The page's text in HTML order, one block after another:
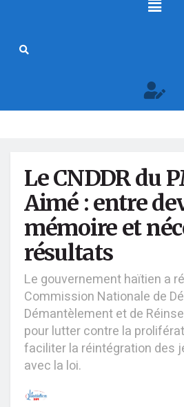
Le CNDDR du
Aimé : entre
mémoire et
résultats
Le gouvernement haïtien a
Commission Nationale de
Démantèlement et de
pour lutter contre la
faciliter la réintégration des
avec la loi.